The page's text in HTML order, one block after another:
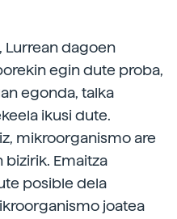
Lurrean dagoen
egin dute proba,
egonda, talka
ikusi dute.
mikroorganismo are
Emaitza
posible dela
joatea